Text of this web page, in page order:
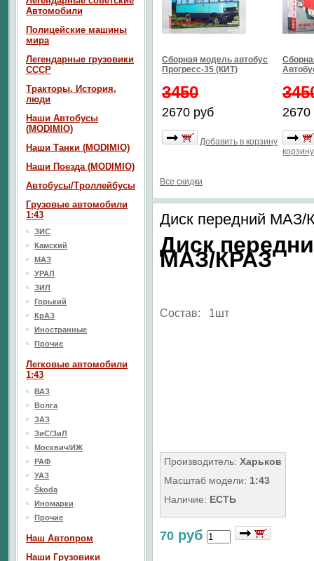
Сборная модель автобус
Прогресс-35 (КИТ)
3450
2670 руб
Добавить в корзину
2670
корзину
Все скидки
Диск передний МАЗ/
Диск
МАЗ/КРАЗ
Состав: 1шт
Производитель: Харьков
Масштаб модели: 1:43
Наличие: ЕСТЬ
70 руб
Автомобили
Полицейские машины
мира
Легендарные грузовики
СССР
Тракторы. История,
люди
Наши Автобусы
(MODIMIO)
Наши Танки (MODIMIO)
Наши Поезда (MODIMIO)
Автобусы/Троллейбусы
Грузовые автомобили
1:43
ЗИС
Камский
МАЗ
УРАЛ
ЗИЛ
Горький
КрАЗ
Иностранные
Прочие
Легковые автомобили
1:43
ВАЗ
Волга
ЗАЗ
ЗиС/ЗиЛ
Москвич/ИЖ
РАФ
УАЗ
Škoda
Иномарки
Прочие
Наш Aвтопром
Наши Грузовики